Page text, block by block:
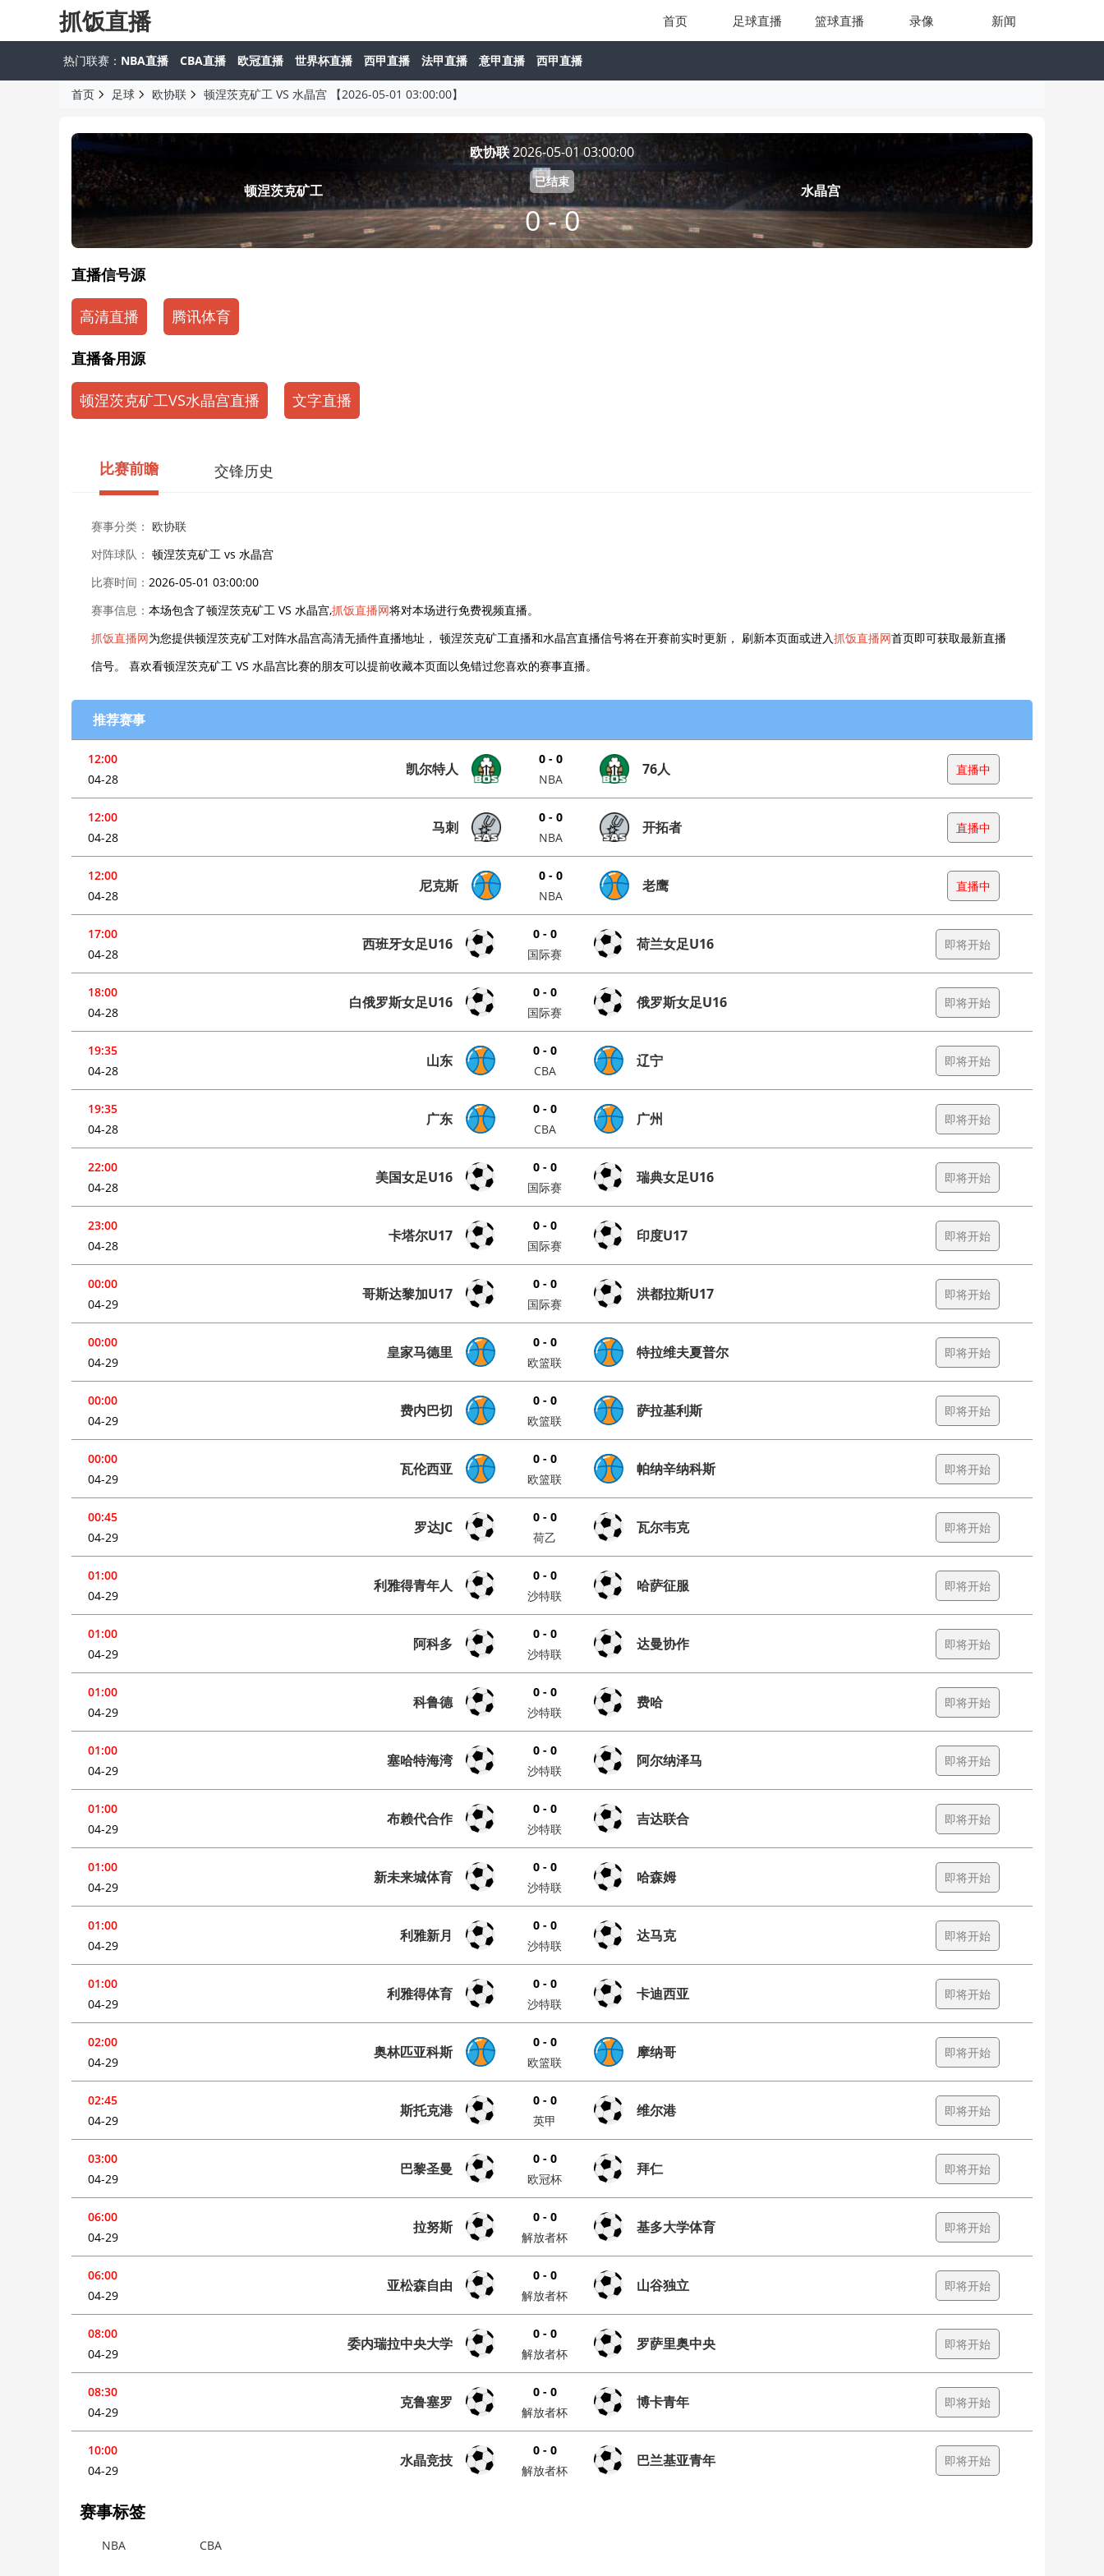
抓饭直播 首页 足球直播 篮球直播 录像 新闻
热门联赛： NBA直播 CBA直播 欧冠直播 世界杯直播 西甲直播 法甲直播 意甲直播 西甲直播
首页 足球 欧协联 顿涅茨克矿工 VS 水晶宫 【2026-05-01 03:00:00】
顿涅茨克矿工
欧协联2026-05-01 03:00:00
已结束
0 - 0
水晶宫
直播信号源
高清直播 腾讯体育
直播备用源
顿涅茨克矿工VS水晶宫直播 文字直播
比赛前瞻 交锋历史
赛事分类： 欧协联
对阵球队： 顿涅茨克矿工 vs 水晶宫
比赛时间： 2026-05-01 03:00:00
赛事信息： 本场包含了顿涅茨克矿工 VS 水晶宫,抓饭直播网将对本场进行免费视频直播。
抓饭直播网为您提供顿涅茨克矿工对阵水晶宫高清无插件直播地址， 顿涅茨克矿工直播和水晶宫直播信号将在开赛前实时更新， 刷新本页面或进入抓饭直播网首页即可获取最新直播
信号。 喜欢看顿涅茨克矿工 VS 水晶宫比赛的朋友可以提前收藏本页面以免错过您喜欢的赛事直播。
推荐赛事
12:00
04-28
凯尔特人
0 - 0
NBA
76人 直播中
12:00
04-28
马刺
0 - 0
NBA
开拓者 直播中
12:00
04-28
尼克斯
0 - 0
NBA
老鹰 直播中
17:00
04-28
西班牙女足U16
0 - 0
国际赛
荷兰女足U16 即将开始
18:00
04-28
白俄罗斯女足U16
0 - 0
国际赛
俄罗斯女足U16 即将开始
19:35
04-28
山东
0 - 0
CBA
辽宁 即将开始
19:35
04-28
广东
0 - 0
CBA
广州 即将开始
22:00
04-28
美国女足U16
0 - 0
国际赛
瑞典女足U16 即将开始
23:00
04-28
卡塔尔U17
0 - 0
国际赛
印度U17 即将开始
00:00
04-29
哥斯达黎加U17
0 - 0
国际赛
洪都拉斯U17 即将开始
00:00
04-29
皇家马德里
0 - 0
欧篮联
特拉维夫夏普尔 即将开始
00:00
04-29
费内巴切
0 - 0
欧篮联
萨拉基利斯 即将开始
00:00
04-29
瓦伦西亚
0 - 0
欧篮联
帕纳辛纳科斯 即将开始
00:45
04-29
罗达JC
0 - 0
荷乙
瓦尔韦克 即将开始
01:00
04-29
利雅得青年人
0 - 0
沙特联
哈萨征服 即将开始
01:00
04-29
阿科多
0 - 0
沙特联
达曼协作 即将开始
01:00
04-29
科鲁德
0 - 0
沙特联
费哈 即将开始
01:00
04-29
塞哈特海湾
0 - 0
沙特联
阿尔纳泽马 即将开始
01:00
04-29
布赖代合作
0 - 0
沙特联
吉达联合 即将开始
01:00
04-29
新未来城体育
0 - 0
沙特联
哈森姆 即将开始
01:00
04-29
利雅新月
0 - 0
沙特联
达马克 即将开始
01:00
04-29
利雅得体育
0 - 0
沙特联
卡迪西亚 即将开始
02:00
04-29
奥林匹亚科斯
0 - 0
欧篮联
摩纳哥 即将开始
02:45
04-29
斯托克港
0 - 0
英甲
维尔港 即将开始
03:00
04-29
巴黎圣曼
0 - 0
欧冠杯
拜仁 即将开始
06:00
04-29
拉努斯
0 - 0
解放者杯
基多大学体育 即将开始
06:00
04-29
亚松森自由
0 - 0
解放者杯
山谷独立 即将开始
08:00
04-29
委内瑞拉中央大学
0 - 0
解放者杯
罗萨里奥中央 即将开始
08:30
04-29
克鲁塞罗
0 - 0
解放者杯
博卡青年 即将开始
10:00
04-29
水晶竞技
0 - 0
解放者杯
巴兰基亚青年 即将开始
赛事标签
NBA CBA